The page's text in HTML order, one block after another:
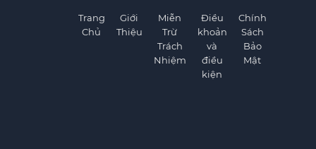
Trang
Chủ
Giới
Thiệu
Miễn
Trừ
Trách
Nhiệm
Điều
khoản
và
điều
kiện
Chính
Sách
Bảo
Mật